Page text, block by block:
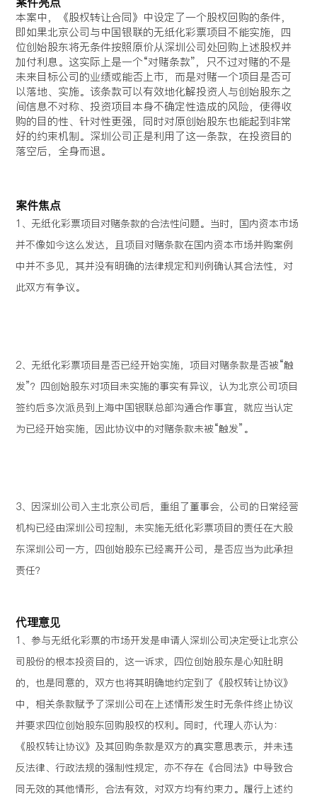
本案中，《股权转让合同》中设定了一个股权回购的条件，
即如果北京公司与中国银联的无纸化彩票项目不能实施，四
位创始股东将无条件按照原价从深圳公司处回购上述股权并
加付利息。这实际上是一个“对赌条款”，只不过对赌的不是
未来目标公司的业绩或能否上市，而是对赌一个项目是否可
以落地、实施。该条款可以有效地化解投资人与创始股东之
间信息不对称、投资项目本身不确定性造成的风险，使得收
购的目的性、针对性更强，同时对原创始股东也能起到非常
好的约束机制。深圳公司正是利用了这一条款，在投资目的
落空后，全身而退。
案件焦点
1、无纸化彩票项目对赌条款的合法性问题。当时，国内资本市场
并不像如今这么发达，且项目对赌条款在国内资本市场并购案例
中并不多见，其并没有明确的法律规定和判例确认其合法性，对
此双方有争议。
2、无纸化彩票项目是否已经开始实施，项目对赌条款是否被“触
发”？四创始股东对项目未实施的事实有异议，认为北京公司项目
签约后多次派员到上海中国银联总部沟通合作事宜，就应当认定
为已经开始实施，因此协议中的对赌条款未被“触发”。
3、因深圳公司入主北京公司后，重组了董事会，公司的日常经营
机构已经由深圳公司控制，未实施无纸化彩票项目的责任在大股
东深圳公司一方，四创始股东已经离开公司，是否应当为此承担
责任？
代理意见
1、参与无纸化彩票的市场开发是申请人深圳公司决定受让北京公
司股份的根本投资目的，这一诉求，四位创始股东是心知肚明
的，也是同意的，双方也将其明确地约定到了《股权转让协议》
中，相关条款赋予了深圳公司在上述情形发生时无条件终止协议
并要求四位创始股东回购股权的权利。同时，代理人亦认为：
《股权转让协议》及其回购条款是双方的真实意思表示，并未违
反法律、行政法规的强制性规定，亦不存在《合同法》中导致合
同无效的其他情形，合法有效，对双方均有约束力。履行上述约